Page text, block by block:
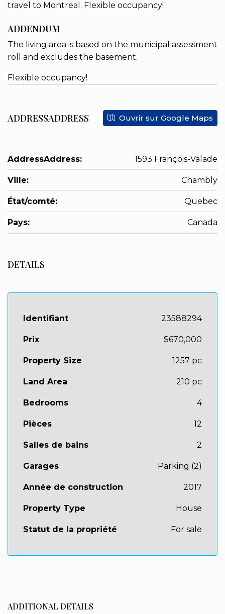
travel to Montreal. Flexible occupancy!
ADDENDUM
The living area is based on the municipal assessment
roll and excludes the basement.
Flexible occupancy!
ADDRESSADDRESS Ouvrir sur Google Maps
AddressAddress: 1593 François-Valade
Ville: Chambly
État/comté: Quebec
Pays: Canada
DETAILS
Identifiant 23588294
Prix $670,000
Property Size 1257 pc
Land Area 210 pc
Bedrooms 4
Pièces 12
Salles de bains 2
Garages Parking (2)
Année de construction 2017
Property Type House
Statut de la propriété For sale
ADDITIONAL DETAILS